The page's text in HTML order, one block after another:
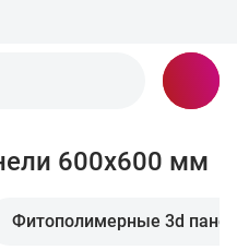
600x600 мм
Фитополимерные 3d